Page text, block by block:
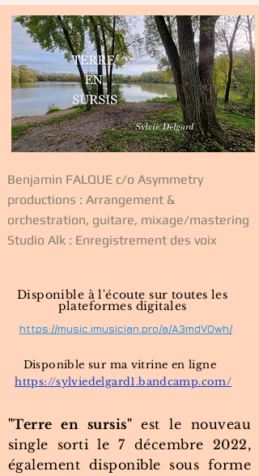
Benjamin FALQUE c/o Asymmetry
productions : Arrangement &
orchestration, guitare, mixage/mastering
Studio Alk : Enregistrement des voix
Disponible sur ma vitrine en ligne
https://sylviedelgard1.bandcamp.com/
"Terre en sursis" est le nouveau
single sorti le 7 décembre 2022,
également disponible sous forme
Disponible à l'écoute sur toutes les
plateformes digitales
https://music.imusician.pro/a/A3mdVOwh/